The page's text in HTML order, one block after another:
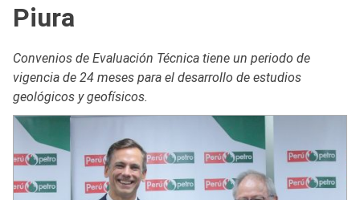
Piura
Convenios de Evaluación Técnica tiene un periodo de
vigencia de 24 meses para el desarrollo de estudios
geológicos y geofísicos.